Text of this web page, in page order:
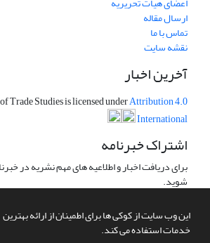
این وب سایت از کوکی ها برای اطمینان از ارائه بهترین
خدمات استفاده می کند.
ارسال مقاله
تماس با ما
نقشه سایت
آخرین اخبار
Trade Studies is licensed underAttribution 4.0
International
اشتراک خبرنامه
برای دریافت اخبار و اطلاعیه های مهم نشریه در
شوید.